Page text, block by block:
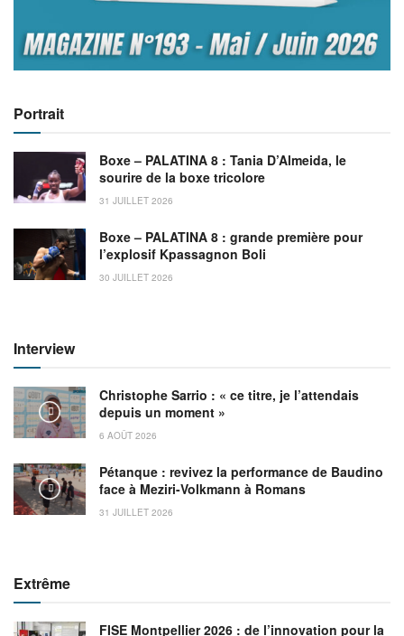
Portrait
Boxe – PALATINA 8 : Tania D’Almeida, le
sourire de la boxe tricolore
31 JUILLET 2026
Boxe – PALATINA 8 : grande première pour
l’explosif Kpassagnon Boli
30 JUILLET 2026
Interview
Christophe Sarrio : « ce titre, je l’attendais
depuis un moment »
6 AOÛT 2026
Pétanque : revivez la performance de Baudino
face à Meziri-Volkmann à Romans
31 JUILLET 2026
Extrême
FISE Montpellier 2026 : de l’innovation pour la